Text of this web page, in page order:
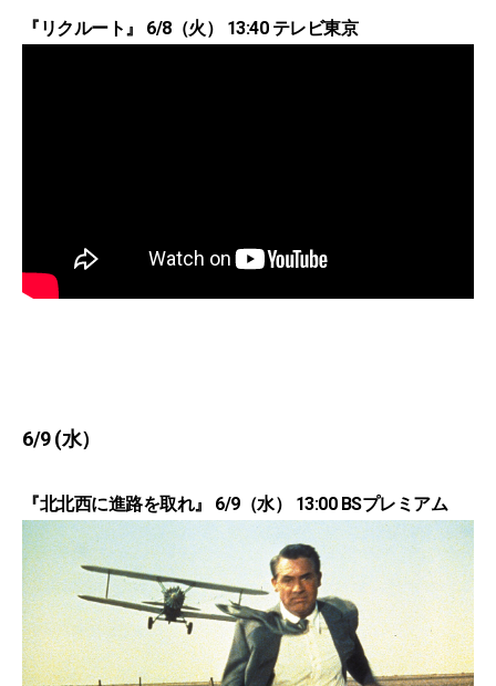
『リクルート』 6/8（火） 13:40 テレビ東京
6/9 (水）
『北北西に進路を取れ』 6/9（水） 13:00 BSプレミアム